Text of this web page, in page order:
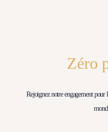
Zéro
Rejoignez notre engagement pour